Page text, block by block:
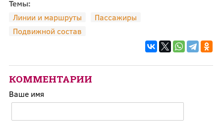
Темы:
Линии и маршруты
Пассажиры
Подвижной состав
КОММЕНТАРИИ
Ваше имя